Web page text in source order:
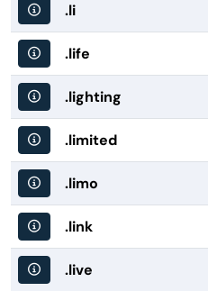
.li
.life
.lighting
.limited
.limo
.link
.live